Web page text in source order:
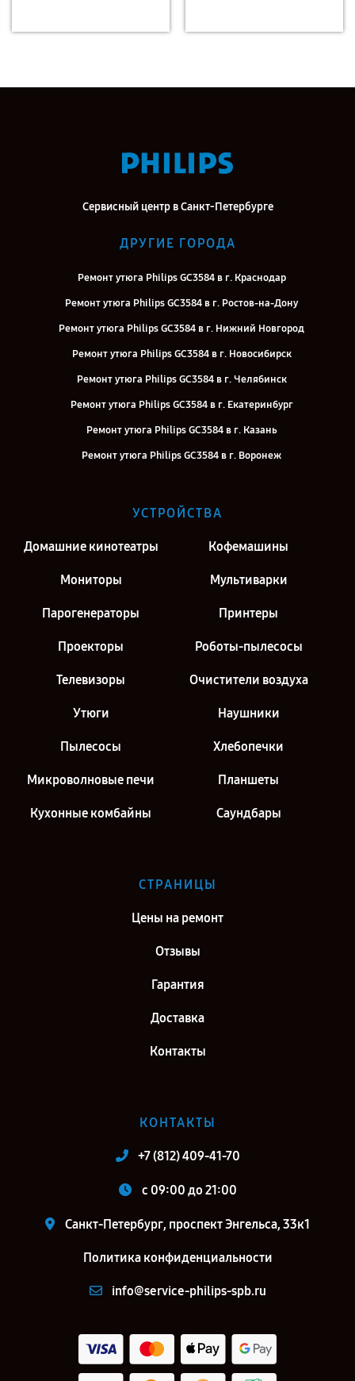
Сервисный центр в Санкт-Петербурге
ДРУГИЕ ГОРОДА
Ремонт утюга Philips GC3584 в г. Краснодар
Ремонт утюга Philips GC3584 в г. Ростов-на-Дону
Ремонт утюга Philips GC3584 в г. Нижний Новгород
Ремонт утюга Philips GC3584 в г. Новосибирск
Ремонт утюга Philips GC3584 в г. Челябинск
Ремонт утюга Philips GC3584 в г. Екатеринбург
Ремонт утюга Philips GC3584 в г. Казань
Ремонт утюга Philips GC3584 в г. Воронеж
Ремонт утюга Philips GC3584 в г. Киров
УСТРОЙСТВА
Домашние кинотеатры Кофемашины
Мониторы Мультиварки
Парогенераторы Принтеры
Проекторы Роботы-пылесосы
Телевизоры Очистители воздуха
Утюги Наушники
Пылесосы Хлебопечки
Микроволновые печи Планшеты
Кухонные комбайны Саундбары
СТРАНИЦЫ
Цены на ремонт
Отзывы
Гарантия
Доставка
Контакты
КОНТАКТЫ
+7 (812) 409-41-70
c 09:00 до 21:00
Санкт-Петербург, проспект Энгельса, 33к1
Политика конфиденциальности
info@service-philips-spb.ru